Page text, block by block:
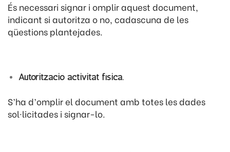
És necessari signar i omplir aquest document,
indicant si autoritza o no, cadascuna de les
qüestions plantejades.
Autorització activitat física.
S’ha d’omplir el document amb totes les dades
sol·licitades i signar-lo.